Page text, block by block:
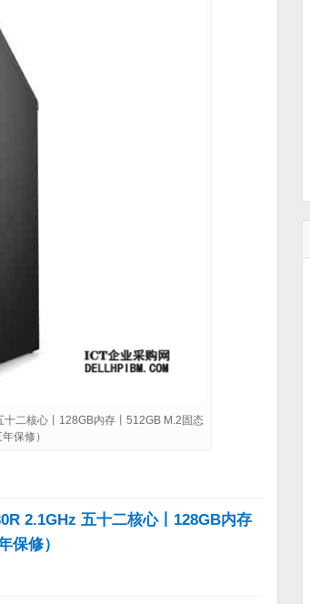
二核心丨128GB内存丨512GB M.2固态
保修）
2.1GHz 五十二核心丨128GB内存
保修）